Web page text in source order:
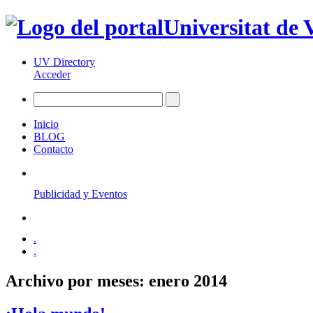
Universitat de
UV Directory
Acceder
Inicio
BLOG
Contacto
Publicidad y Eventos
.
.
Archivo por meses: enero 2014